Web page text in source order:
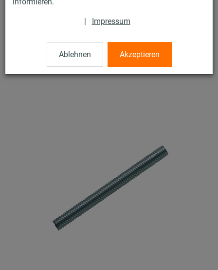
| Impressum
Ablehnen Akzeptieren
Gewindestifte
V2A Gewindestift, M12 x 110 mm